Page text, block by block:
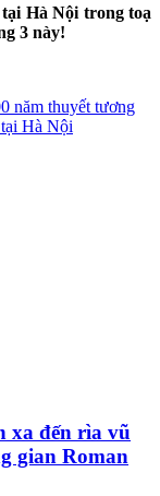
Hà Nội trong toạ
3 này!
năm thuyết tương
Hà Nội
xa đến rìa vũ
gian Roman